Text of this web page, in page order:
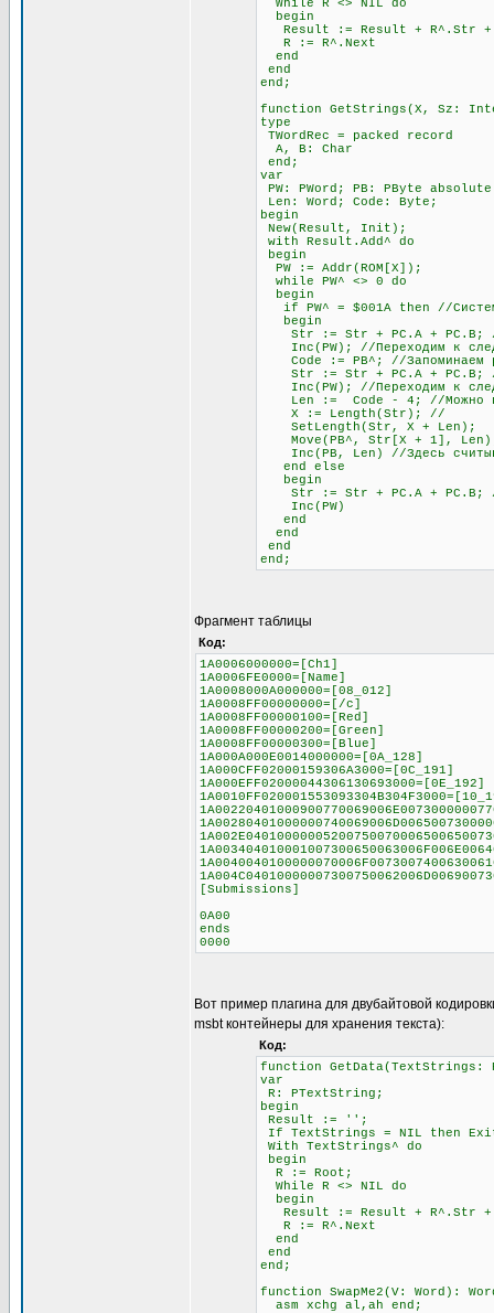
While R <> NIL do
begin
Result := Result + R^.Str +
R := R^.Next
end
end
end;
function GetStrings(X, Sz:
type
TWordRec = packed record
A, B: Char
end;
var
PW: PWord; PB: PByte
Len: Word; Code: Byte;
begin
New(Result, Init);
with Result.Add^ do
begin
PW := Addr(ROM[X]);
while PW^ <> 0 do
begin
if PW^ = $001A then //
begin
Str := Str + PC.A + PC.B; //
Inc(PW); //Переходим к
Code := PB^; //Запоминаем
Str := Str + PC.A + PC.B; //
Inc(PW); //Переходим к
Len := Code - 4; //Можно
X := Length(Str); //
SetLength(Str, X +
Move(PB^, Str[X + 1],
Inc(PB, Len) //Здесь
end else
begin
Str := Str + PC.A + PC.B; //
Inc(PW)
end
end
end
end;
Фрагмент таблицы
Код:
1A0006000000=[Ch1]
1A0006FE0000=[Name]
1A0008000A000000=[08_012]
1A0008FF00000000=[/c]
1A0008FF00000100=[Red]
1A0008FF00000200=[Green]
1A0008FF00000300=[Blue]
1A000A000E0014000000=[0A_128]
1A000CFF02000159306A3000=[0C_191]
1A000EFF02000044306130693000=[0E_192]
[Submissions]
0A00
ends
0000
Вот пример плагина для двубайтовой
msbt контейнеры для хранения текста):
Код:
function
var
R: PTextString;
begin
Result := '';
If TextStrings = NIL then
With TextStrings^ do
begin
R := Root;
While R <> NIL do
begin
Result := Result + R^.Str +
R := R^.Next
end
end
end;
function SwapMe2(V: Word):
asm xchg al,ah end;